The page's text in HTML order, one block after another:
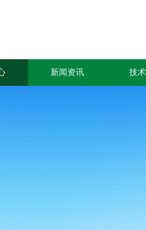
新闻资讯 技